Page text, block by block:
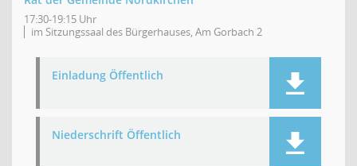
17:30-19:15 Uhr
im Sitzungssaal des Bürgerhauses, Am Gorbach 2
Einladung Öffentlich
Niederschrift Öffentlich